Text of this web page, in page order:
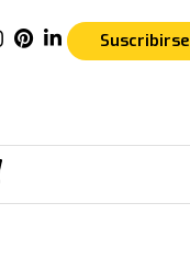
Suscribirse